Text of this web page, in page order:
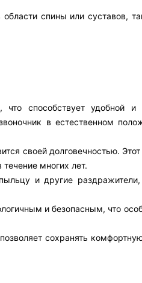
спины или суставов,
способствует удобной и
в естественном
своей долговечностью.
многих лет.
и другие раздражители,
и безопасным, что
сохранять